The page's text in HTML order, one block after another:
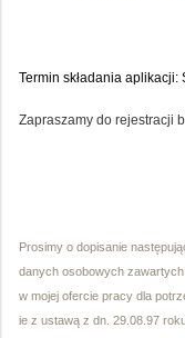
Termin składania aplikacji:
Zapraszamy do rejestracji
Prosimy o dopisanie
danych osobowych zawartych
w mojej ofercie pracy dla
ie z ustawą z dn. 29.08.97